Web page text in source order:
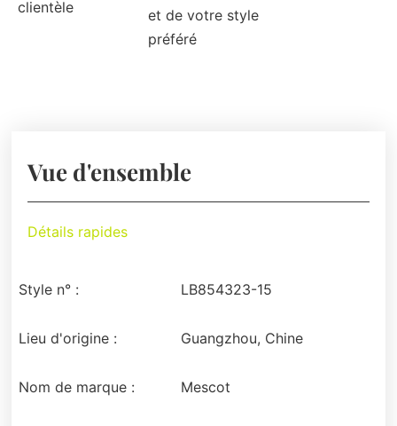
clientèle
et de votre style
préféré
Vue d'ensemble
Détails rapides
Style n° : LB854323-15
Lieu d'origine : Guangzhou, Chine
Nom de marque : Mescot